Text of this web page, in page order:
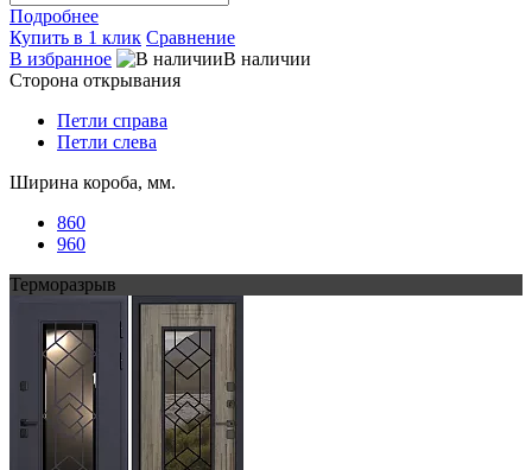
Подробнее
Купить в 1 клик Сравнение
В избранное
В наличии
Сторона открывания
Петли справа
Петли слева
Ширина короба, мм.
860
960
Терморазрыв